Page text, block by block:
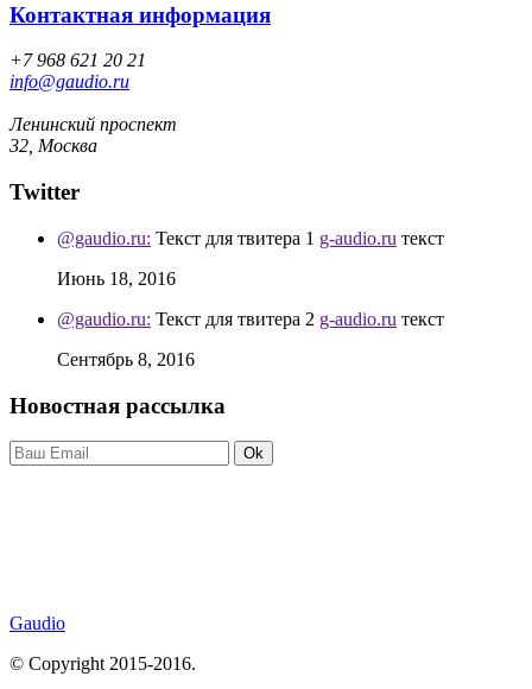
Контактная информация
+7 968 621 20 21
info@gaudio.ru
Ленинский проспект
32, Москва
Twitter
@gaudio.ru: Текст для твитера 1 g-audio.ru текст
Июнь 18, 2016
@gaudio.ru: Текст для твитера 2 g-audio.ru текст
Сентябрь 8, 2016
Новостная рассылка
Ok
Gaudio
© Copyright 2015-2016.